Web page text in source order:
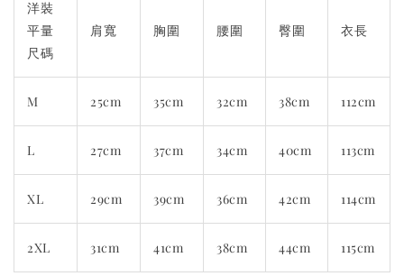
洋裝
平量
尺碼
肩寬 胸圍 腰圍 臀圍 衣長
M 25cm 35cm 32cm 38cm 112cm
L 27cm 37cm 34cm 40cm 113cm
XL 29cm 39cm 36cm 42cm 114cm
2XL 31cm 41cm 38cm 44cm 115cm